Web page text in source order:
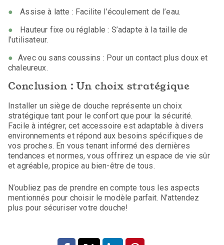
Assise à latte : Facilite l’écoulement de l’eau.
Hauteur fixe ou réglable : S’adapte à la taille de
l’utilisateur.
Avec ou sans coussins : Pour un contact plus doux et
chaleureux.
Conclusion : Un choix stratégique
Installer un siège de douche représente un choix
stratégique tant pour le confort que pour la sécurité.
Facile à intégrer, cet accessoire est adaptable à divers
environnements et répond aux besoins spécifiques de
vos proches. En vous tenant informé des dernières
tendances et normes, vous offrirez un espace de vie sûr
et agréable, propice au bien-être de tous.
N’oubliez pas de prendre en compte tous les aspects
mentionnés pour choisir le modèle parfait. N’attendez
plus pour sécuriser votre douche!